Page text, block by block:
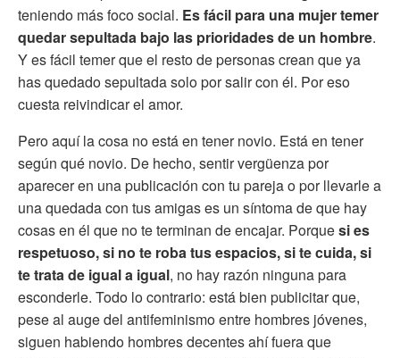
teniendo más foco social. Es fácil para una mujer temer
quedar sepultada bajo las prioridades de un hombre.
Y es fácil temer que el resto de personas crean que ya
has quedado sepultada solo por salir con él. Por eso
cuesta reivindicar el amor.
Pero aquí la cosa no está en tener novio. Está en tener
según qué novio. De hecho, sentir vergüenza por
aparecer en una publicación con tu pareja o por llevarle a
una quedada con tus amigas es un síntoma de que hay
cosas en él que no te terminan de encajar. Porquesi es
respetuoso, si no te roba tus espacios, si te cuida, si
te trata de igual a igual, no hay razón ninguna para
esconderle. Todo lo contrario: está bien publicitar que,
pese al auge del antifeminismo entre hombres jóvenes,
siguen habiendo hombres decentes ahí fuera que